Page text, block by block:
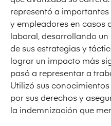
representó a
y empleadores en casos
laboral, desarrollando
de sus estrategias y
lograr un impacto más
pasó a representar a
Utilizó sus
por sus derechos y
la indemnización que